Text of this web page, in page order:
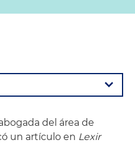
del área de
un artículo en Lexir